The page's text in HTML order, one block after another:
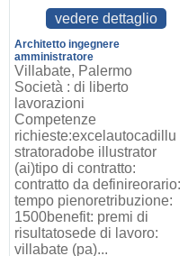
vedere dettaglio
Architetto ingegnere
amministratore
Villabate, Palermo
Società : di liberto
lavorazioni
Competenze
richieste:excelautocadillu
stratoradobe illustrator
(ai)tipo di contratto:
contratto da definireorario:
tempo pienoretribuzione:
1500benefit: premi di
risultatosede di lavoro:
villabate (pa)...